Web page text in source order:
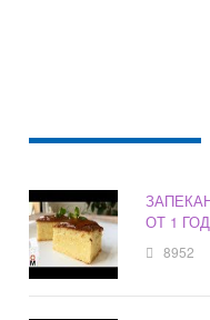
ОТ 1
8952